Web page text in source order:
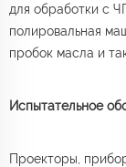
для обработки с
полировальная
пробок масла и
Испытательное
Проекторы,